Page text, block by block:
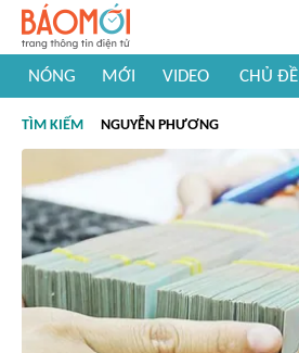
NÓNG MỚI VIDEO CHỦ ĐỀ
#Khám phá thế giới
TÌM KIẾM NGUYỄN PHƯƠNG